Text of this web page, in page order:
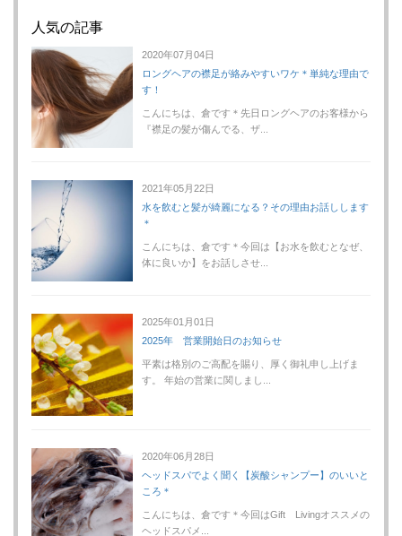
人気の記事
2020年07月04日
ロングヘアの襟足が絡みやすいワケ＊単純な理由で
す！
こんにちは、倉です＊先日ロングヘアのお客様から
『襟足の髪が傷んでる、ザ...
2021年05月22日
水を飲むと髪が綺麗になる？その理由お話しします
＊
こんにちは、倉です＊今回は【お水を飲むとなぜ、
体に良いか】をお話しさせ...
2025年01月01日
2025年 営業開始日のお知らせ
平素は格別のご高配を賜り、厚く御礼申し上げま
す。 年始の営業に関しまし...
2020年06月28日
ヘッドスパでよく聞く【炭酸シャンプー】のいいと
ころ＊
こんにちは、倉です＊今回はGift Livingオススメの
ヘッドスパメ...